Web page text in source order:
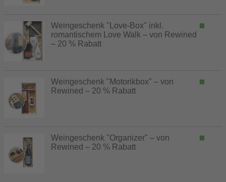
Weingeschenk "Love-Box" inkl.
romantischem Love Walk – von Rewined
– 20 % Rabatt
Weingeschenk "Motorikbox" – von
Rewined – 20 % Rabatt
Weingeschenk "Organizer" – von
Rewined – 20 % Rabatt